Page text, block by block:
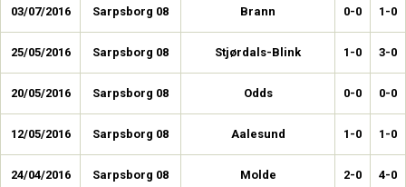
03/07/2016 Sarpsborg 08 Brann 0-0 1-0
25/05/2016 Sarpsborg 08 Stjørdals-Blink 1-0 3-0
20/05/2016 Sarpsborg 08 Odds 0-0 0-0
12/05/2016 Sarpsborg 08 Aalesund 1-0 1-0
24/04/2016 Sarpsborg 08 Molde 2-0 4-0